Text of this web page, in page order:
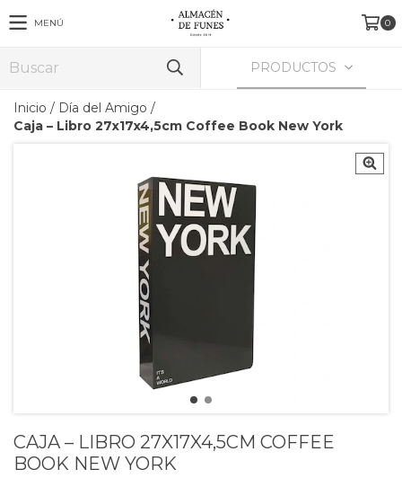
MENÚ 0
PRODUCTOS
Inicio / Día del Amigo /
Caja – Libro 27x17x4,5cm Coffee Book New York
CAJA – LIBRO 27X17X4,5CM COFFEE
BOOK NEW YORK